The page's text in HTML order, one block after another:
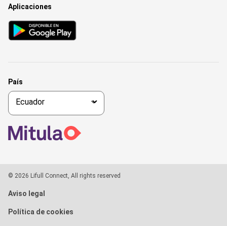
Aplicaciones
País
© 2026 Lifull Connect, All rights reserved
Aviso legal
Política de cookies